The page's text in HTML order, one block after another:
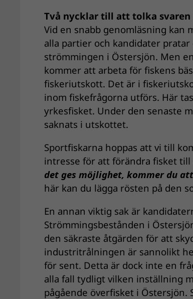
Två nycklar till att tolka svaren
Vid en snabb genomläsning kan
alla partier och kandidater
strömmingen i Östersjön. Men
kommer att arbeta för fiskens
fiskeriutskott. Det är i
inom fiskefrågorna utförs. Här
yrkesfisket. Under den senaste
saknats i utskottet.
Sportfiskarna hoppas att vi till
intresse för att förändra fisket
det ges möjlighet, kommer du
här kan du lägga rösten på den
En annan viktig sak är
Strömmingsbestånden i
den säkraste åtgärden för att
industritrålningen är sannolikt
för sent. Detta är dock inte en
alla fall tydligt vilken inställning
pågående överfisket i Östersjön.